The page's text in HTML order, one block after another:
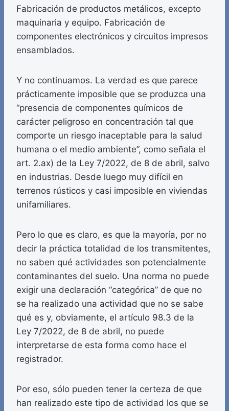
Fabricación de productos metálicos, excepto
maquinaria y equipo. Fabricación de
componentes electrónicos y circuitos impresos
ensamblados.
Y no continuamos. La verdad es que parece
prácticamente imposible que se produzca una
“presencia de componentes químicos de
carácter peligroso en concentración tal que
comporte un riesgo inaceptable para la salud
humana o el medio ambiente”, como señala el
art. 2.ax) de la Ley 7/2022, de 8 de abril, salvo
en industrias. Desde luego muy difícil en
terrenos rústicos y casi imposible en viviendas
unifamiliares.
Pero lo que es claro, es que la mayoría, por no
decir la práctica totalidad de los transmitentes,
no saben qué actividades son potencialmente
contaminantes del suelo. Una norma no puede
exigir una declaración “categórica” de que no
se ha realizado una actividad que no se sabe
qué es y, obviamente, el artículo 98.3 de la
Ley 7/2022, de 8 de abril, no puede
interpretarse de esta forma como hace el
registrador.
Por eso, sólo pueden tener la certeza de que
han realizado este tipo de actividad los que se